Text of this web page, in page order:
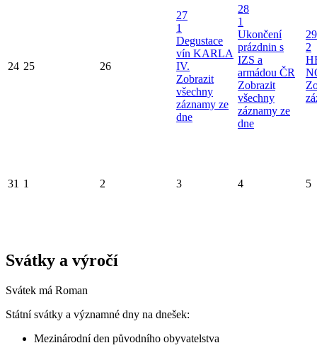
24 25 26
27
1
Degustace
vín KARLA
IV.
Zobrazit
všechny
záznamy ze
dne
28
1
Ukončení
prázdnin s
IZS a
armádou ČR
Zobrazit
všechny
záznamy ze
dne
29
2
31 1 2 3 4 5
Svátky a výročí
Svátek má Roman
Státní svátky a významné dny na dnešek:
Mezinárodní den původního obyvatelstva